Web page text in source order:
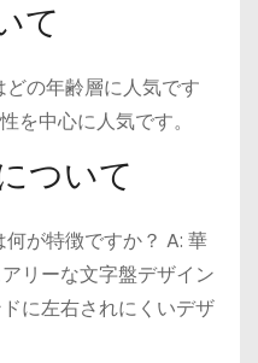
て
の年齢層に人気です
を中心に人気です。
ついて
が特徴ですか？ A: 華
リーな文字盤デザイン
に左右されにくいデザ